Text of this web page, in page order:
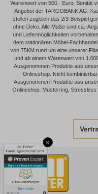
×
Warenwert von 500,- Euro. Bonität
Angebot der TARGOBANK AG,
stellen zugleich das 2/3-Beispiel
ohne Deko. Alle Maße sind ca.-
und Liefermöglichkeiten
dem stationären Möbel-
von 75KM rund um eine unserer
und ab einem Warenwert von
Ausgenommen Produkte aus
Onlineshop. Nicht
Ausgenommen Produkte aus
Onlineshop, Musterring,